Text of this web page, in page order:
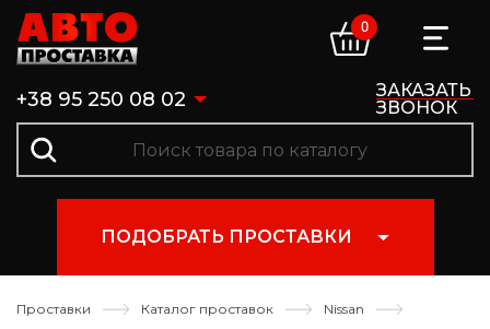
+38 95 250 08 02
ЗАКАЗАТЬ
ЗВОНОК
0
ПОДОБРАТЬ ПРОСТАВКИ
Проставки Каталог проставок
Nissan